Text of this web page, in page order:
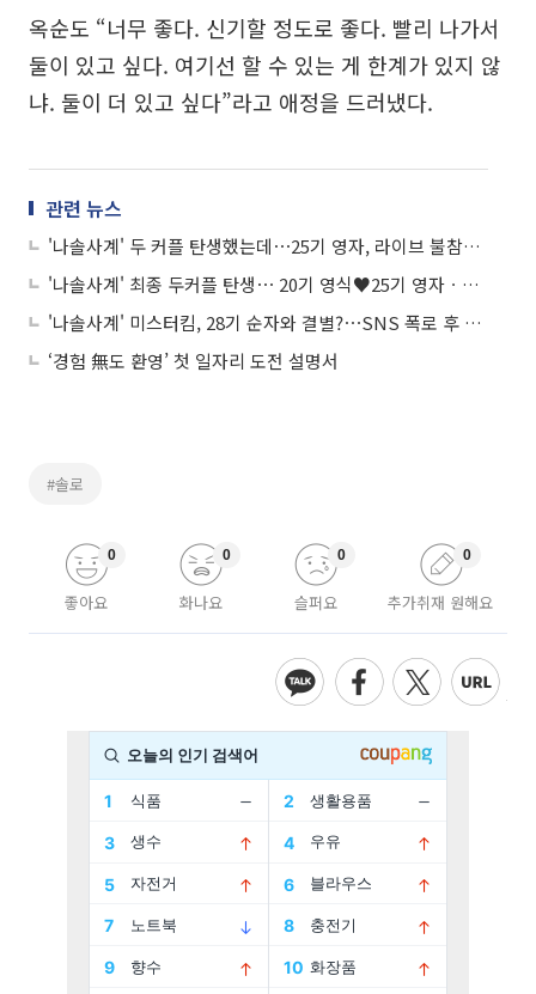
옥순도 “너무 좋다. 신기할 정도로 좋다. 빨리 나가서
둘이 있고 싶다. 여기선 할 수 있는 게 한계가 있지 않
냐. 둘이 더 있고 싶다”라고 애정을 드러냈다.
관련 뉴스
'나솔사계' 두 커플 탄생했는데⋯25기 영자, 라이브 불참→SNS 해명글
'나솔사계' 최종 두커플 탄생⋯ 20기 영식♥25기 영자ㆍ27기 영철♥17기 순자
'나솔사계' 미스터킴, 28기 순자와 결별?⋯SNS 폭로 후 고소장까지
‘경험 無도 환영’ 첫 일자리 도전 설명서
#솔로
좋아요
0
화나요
0
슬퍼요
0
추가취재 원해요
0